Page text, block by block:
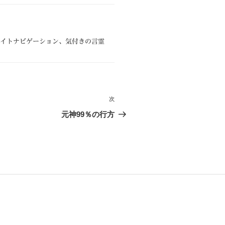
ナビゲーション、気付きの言霊
次
の
次
元神99％の行方